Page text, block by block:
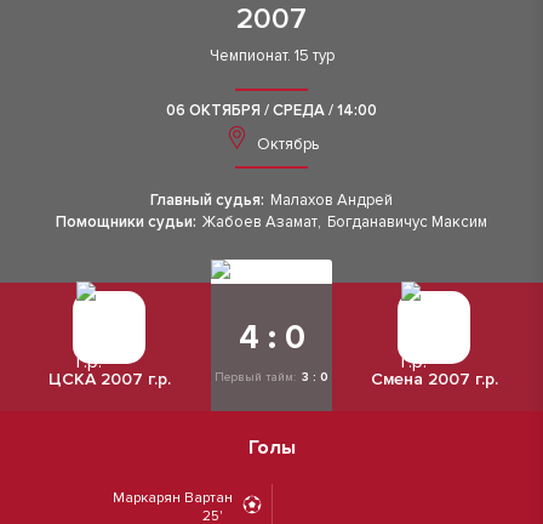
2007
Чемпионат. 15 тур
06 ОКТЯБРЯ / СРЕДА / 14:00
Октябрь
Главный судья: Малахов Андрей
Помощники судьи: Жабоев Азамат, Богданавичус Максим
ЦСКА 2007 г.р.
4 : 0
Первый тайм: 3 : 0 Смена 2007 г.р.
Голы
Маркарян Вартан
25'